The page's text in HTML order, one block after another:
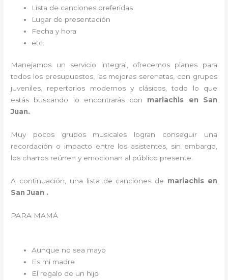
Lista de canciones preferidas
Lugar de presentación
Fecha y hora
etc.
Manejamos un servicio integral, ofrecemos planes para
todos los presupuestos, las mejores serenatas, con grupos
juveniles, repertorios modernos y clásicos, todo lo que
estás buscando lo encontrarás con mariachis en San
Juan.
Muy pocos grupos musicales logran conseguir una
recordación o impacto entre los asistentes, sin embargo,
los charros reúnen y emocionan al público presente.
A continuación, una lista de canciones de mariachis en
San Juan .
PARA MAMÁ
Aunque no sea mayo
Es mi madre
El regalo de un hijo